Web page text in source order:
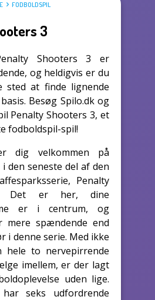
FODBOLDSPIL
3
Shooters 3 er
og heldigvis er du
sted at finde lignende
Besøg Spilo.dk og
Penalty Shooters 3, et
fodboldspil-spil!
dig velkommen på
den seneste del af den
Penalty
Det er her, dine
er i centrum, og
mere spændende end
i denne serie. Med ikke
hele to nervepirrende
imellem, er der lagt
uden lige.
seks udfordrende